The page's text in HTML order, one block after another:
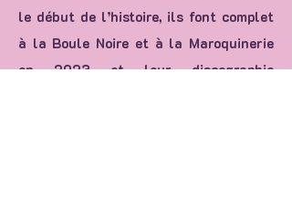
le début de l’histoire, ils font complet
à la Boule Noire et à la Maroquinerie
en 2023 et leur discographie